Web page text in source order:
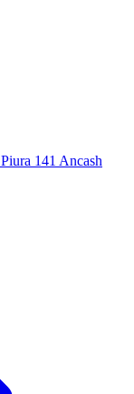
Piura 141 Ancash